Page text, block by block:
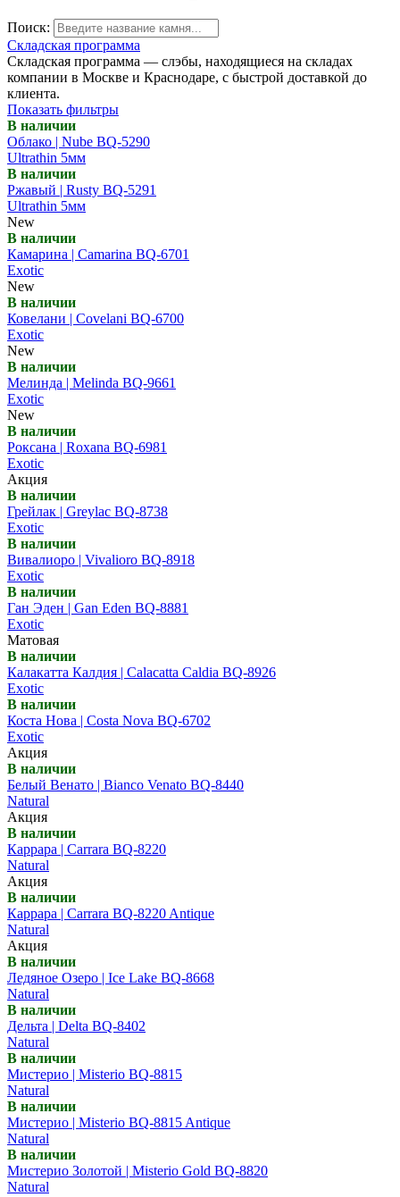
Поиск:
Складская программа
Складская программа — слэбы, находящиеся на складах
компании в Москве и Краснодаре, с быстрой доставкой до
клиента.
Показать фильтры
В наличии
Облако | Nube BQ-5290
Ultrathin 5мм
В наличии
Ржавый | Rusty BQ-5291
Ultrathin 5мм
New
В наличии
Камарина | Camarina BQ-6701
Exotic
New
В наличии
Ковелани | Covelani BQ-6700
Exotic
New
В наличии
Мелинда | Melinda BQ-9661
Exotic
New
В наличии
Роксана | Roxana BQ-6981
Exotic
Акция
В наличии
Грейлак | Greylac BQ-8738
Exotic
В наличии
Вивалиоро | Vivalioro BQ-8918
Exotic
В наличии
Ган Эден | Gan Eden BQ-8881
Exotic
Матовая
В наличии
Калакатта Калдия | Calacatta Caldia BQ-8926
Exotic
В наличии
Коста Нова | Costa Nova BQ-6702
Exotic
Акция
В наличии
Белый Венато | Bianco Venato BQ-8440
Natural
Акция
В наличии
Каррара | Carrara BQ-8220
Natural
Акция
В наличии
Каррара | Carrara BQ-8220 Antique
Natural
Акция
В наличии
Ледяное Озеро | Ice Lake BQ-8668
Natural
В наличии
Дельта | Delta BQ-8402
Natural
В наличии
Мистерио | Misterio BQ-8815
Natural
В наличии
Мистерио | Misterio BQ-8815 Antique
Natural
В наличии
Мистерио Золотой | Misterio Gold BQ-8820
Natural